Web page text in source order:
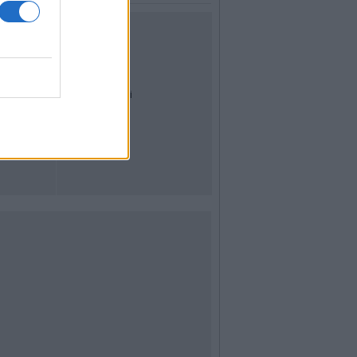
Articoli più letti